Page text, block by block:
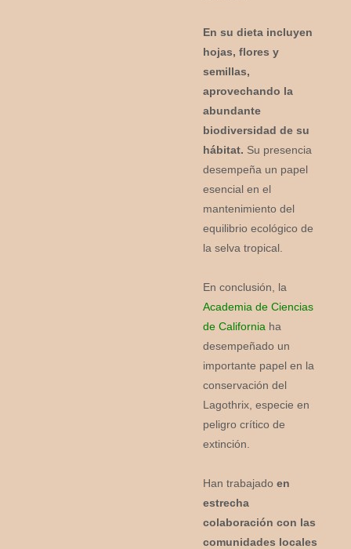
En su dieta incluyen
hojas, flores y
semillas,
aprovechando la
abundante
biodiversidad de su
hábitat. Su presencia
desempeña un papel
esencial en el
mantenimiento del
equilibrio ecológico de
la selva tropical.
En conclusión, la
Academia de Ciencias
de California ha
desempeñado un
importante papel en la
conservación del
Lagothrix, especie en
peligro crítico de
extinción.
Han trabajadoen
estrecha
colaboración con las
comunidades locales